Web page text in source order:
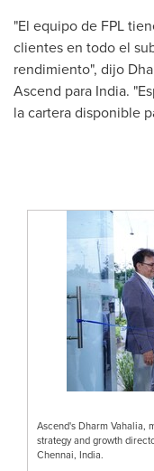
"El equipo de FPL
clientes en todo el
rendimiento", dijo
Ascend para India.
la cartera disponible
Ascend's Dharm Vahalia,
strategy and growth
Chennai, India.